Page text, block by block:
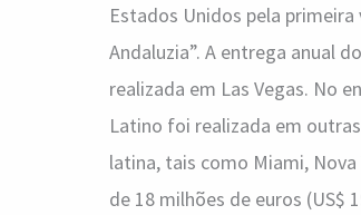
Estados Unidos pela
Andaluzia”. A entrega anual
realizada em Las Vegas. No
Latino foi realizada em
latina, tais como Miami,
de 18 milhões de euros